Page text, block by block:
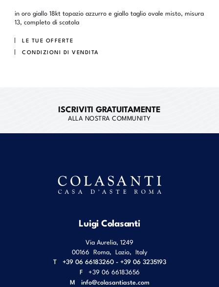
in oro giallo 18kt topazio azzurro e giallo taglio ovale misto, misura
13, completo di scatola
LE TUE OFFERTE
CONDIZIONI DI VENDITA
ISCRIVITI GRATUITAMENTE
ALLA NOSTRA COMMUNITY
Luigi Colasanti
Via Aurelia, 1249
00166 Roma Lazio Italy
T
+39 06 66183260 - +39 06 3235193
F
+39 06 66183656
M info@colasantiaste.com